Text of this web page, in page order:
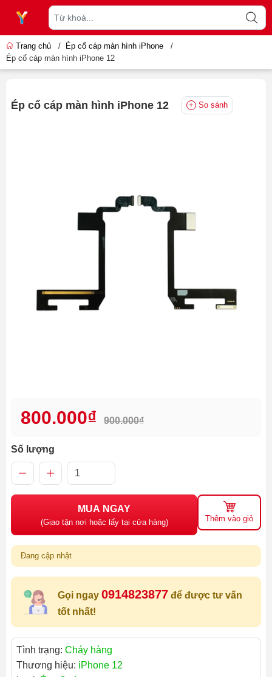
Trang chủ / Ép cổ cáp màn hình iPhone
/
Ép cổ cáp màn hình iPhone 12
Ép cổ cáp màn hình iPhone 12 So sánh
800.000₫ 900.000₫
Số lượng
MUA NGAY
(Giao tận nơi hoặc lấy tại cửa hàng) Thêm vào giỏ
Đang cập nhật
Gọi ngay 0914823877 để được tư vấn
tốt nhất!
Tình trạng: Cháy hàng
Thương hiệu: iPhone 12